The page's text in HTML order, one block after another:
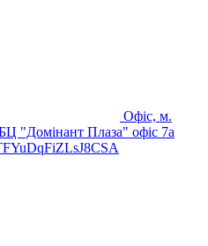
Офіс, м.
"Домінант Плаза" офіс 7а